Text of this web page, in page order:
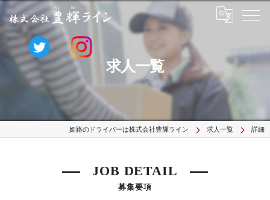
求人一覧
姫路のドライバーは株式会社豊輝ライン 求人一覧 詳細
募集要項
JOB DETAIL